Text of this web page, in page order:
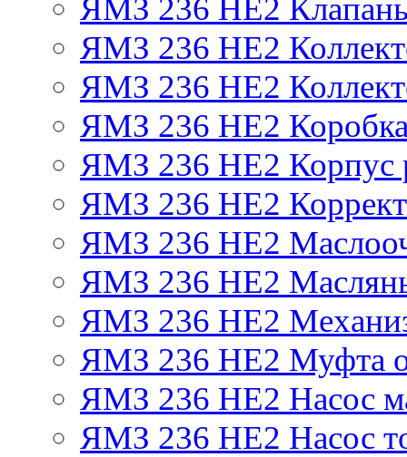
ЯМЗ 236 НЕ2 Клапаны
ЯМЗ 236 НЕ2
ЯМЗ 236 НЕ2
ЯМЗ 236 НЕ2 Коробка
ЯМЗ 236 НЕ2 Корпус
ЯМЗ 236 НЕ2
ЯМЗ 236 НЕ2
ЯМЗ 236 НЕ2
ЯМЗ 236 НЕ2
ЯМЗ 236 НЕ2 Муфта
ЯМЗ 236 НЕ2 Насос
ЯМЗ 236 НЕ2 Насос